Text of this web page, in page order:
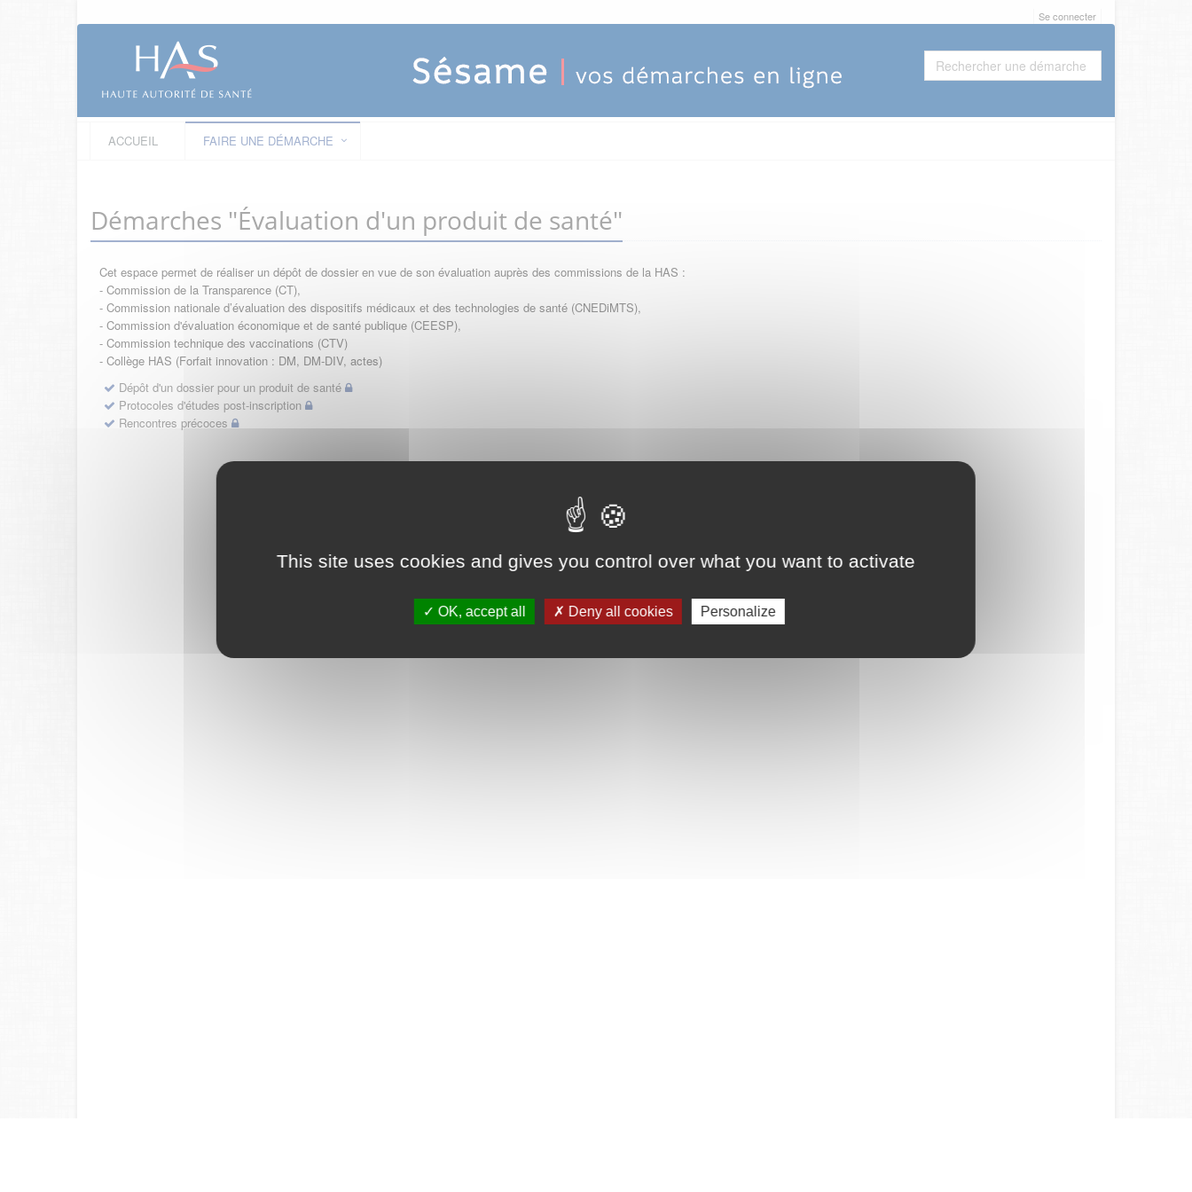
This site uses cookies and gives you control over what you want to activate
OK, accept all Deny all cookies Personalize
Se connecter
ACCUEIL FAIRE UNE DÉMARCHE
Démarches "Évaluation d'un produit de santé"
Cet espace permet de réaliser un dépôt de dossier en vue de son évaluation auprès des commissions de la HAS :
- Commission de la Transparence (CT),
- Commission nationale d’évaluation des dispositifs médicaux et des technologies de santé (CNEDiMTS),
- Commission d'évaluation économique et de santé publique (CEESP),
- Commission technique des vaccinations (CTV)
- Collège HAS (Forfait innovation : DM, DM-DIV, actes)
Dépôt d'un dossier pour un produit de santé
Protocoles d'études post-inscription
Rencontres précoces